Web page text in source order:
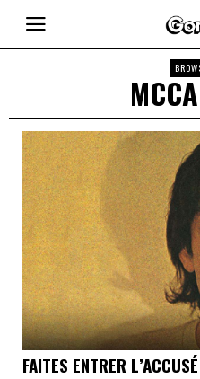
FAITES ENTRER